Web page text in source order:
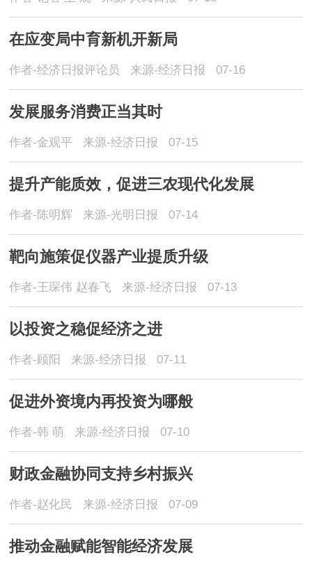
在应变局中育新机开新局
作者-经济日报评论员 来源-经济日报 07-16
发展服务消费正当其时
作者-金观平 来源-经济日报 07-15
提升产能质效，促进三农现代化发展
作者-陈明辉 来源-光明日报 07-14
靶向施策促仪器产业提质升级
作者-王琛伟 赵春飞 来源-经济日报 07-13
以投资之稳促经济之进
作者-顾阳 来源-经济日报 07-11
促进外资境内再投资为哪般
作者-韩 萌 来源-经济日报 07-10
财政金融协同支持乡村振兴
作者-赵化民 来源-经济日报 07-09
推动金融赋能智能经济发展